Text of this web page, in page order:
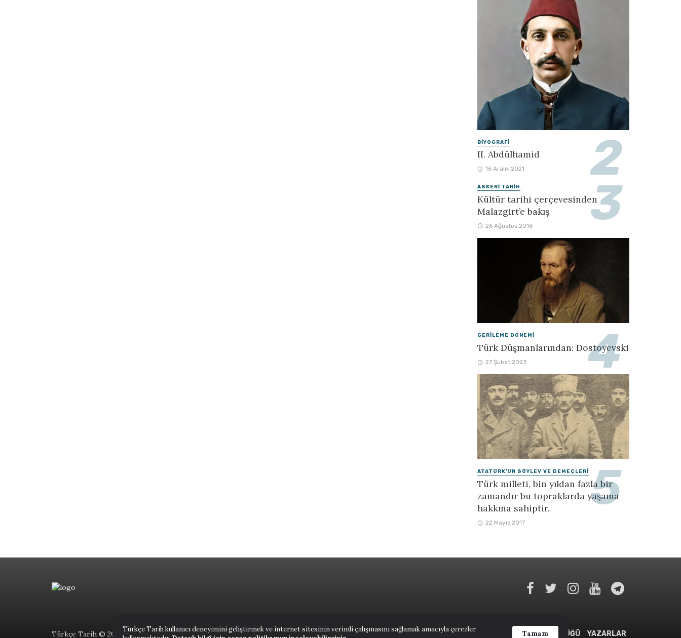
Türkçe Tarih kullanıcı deneyimini geliştirmek ve internet sitesinin verimli çalışmasını sağlamak amacıyla çerezler
Tamam
BIYOGRAFI
II. Abdülhamid
16 Aralık 2021
ASKERI TARIH
Kültür tarihi çerçevesinden
Malazgirt’e bakış
26 Ağustos 2016
GERILEME DÖNEMI
Türk Düşmanlarından: Dostoyevski
27 Şubat 2023
ATATÜRK'ÜN SÖYLEV VE DEMEÇLERI
Türk milleti, bin yıldan fazla bir
zamandır bu topraklarda yaşama
hakkına sahiptir.
22 Mayıs 2017
Türkçe Tarih © 2023. ANASAYFA NUTUK KITAPLAR TARIH TERIMLERI SÖZLÜĞÜ YAZARLAR